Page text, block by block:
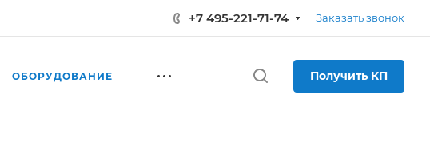
+7 495-221-71-74 Заказать звонок
ОБОРУДОВАНИЕ Получить КП